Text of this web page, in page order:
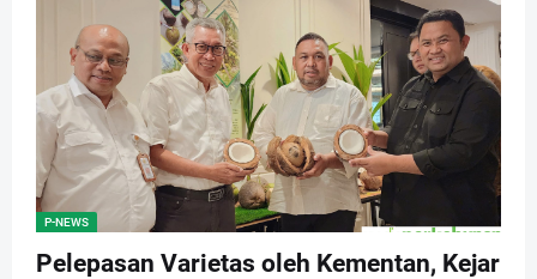
P-NEWS
Pelepasan Varietas oleh Kementan, Kejar